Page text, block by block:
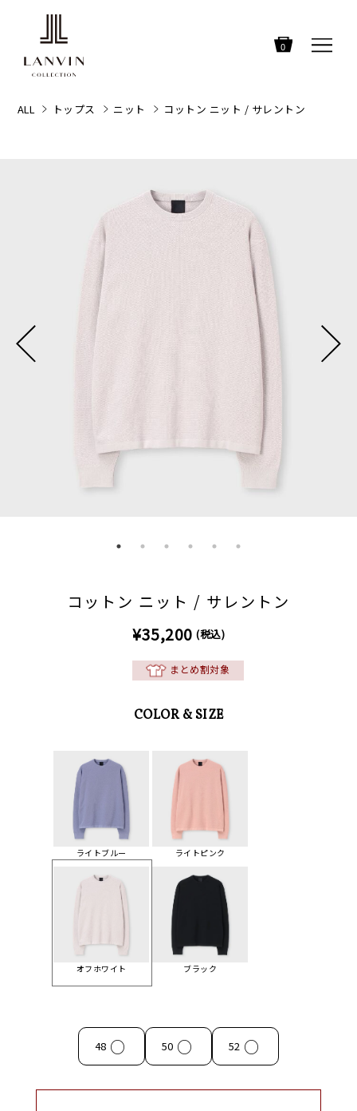
0
ALL トップス ニット コットン ニット / サレントン
コットン ニット / サレントン
¥35,200 (税込)
まとめ割対象
COLOR & SIZE
ライトブルー ライトピンク
オフホワイト ブラック
48 ○ 50 ○ 52 ○